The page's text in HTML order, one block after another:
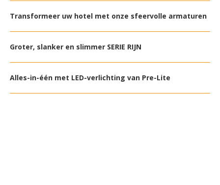
Transformeer uw hotel met onze sfeervolle armaturen
Groter, slanker en slimmer SERIE RIJN
Alles-in-één met LED-verlichting van Pre-Lite